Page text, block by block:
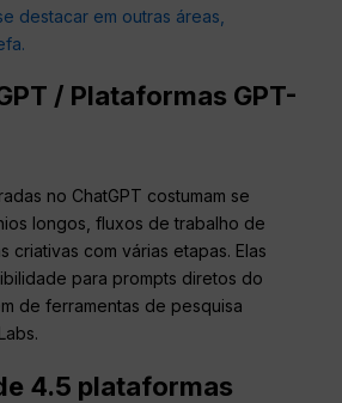
destacar em outras áreas,
/ Plataformas GPT-
no ChatGPT costumam se
longos, fluxos de trabalho de
criativas com várias etapas. Elas
para prompts diretos do
de ferramentas de pesquisa
4.5 plataformas